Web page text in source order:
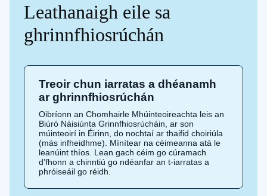
Leathanaigh eile sa
ghrinnfhiosrúchán
Treoir chun iarratas a dhéanamh
ar ghrinnfhiosrúchán
Oibríonn an Chomhairle Mhúinteoireachta leis an
Biúró Náisiúnta Grinnfhiosrúcháin, ar son
múinteoirí in Éirinn, do nochtaí ar thaifid choiriúla
(más infheidhme). Mínítear na céimeanna atá le
leanúint thíos. Lean gach céim go cúramach
d’fhonn a chinntiú go ndéanfar an t-iarratas a
phróiseáil go réidh.